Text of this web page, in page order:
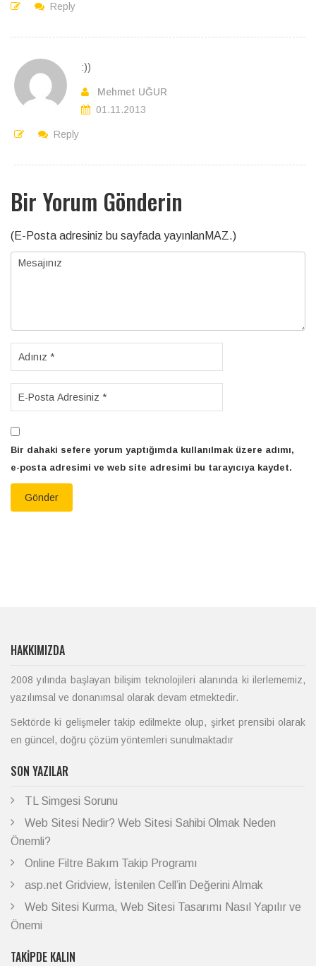
Reply
:))
Mehmet UĞUR
01.11.2013
Reply
Bir Yorum Gönderin
(E-Posta adresiniz bu sayfada yayınlanMAZ.)
Bir dahaki sefere yorum yaptığımda kullanılmak üzere adımı,
e-posta adresimi ve web site adresimi bu tarayıcıya kaydet.
HAKKIMIZDA
2008 yılında başlayan bilişim teknolojileri alanında ki ilerlememiz,
yazılımsal ve donanımsal olarak devam etmektedir.
Sektörde ki gelişmeler takip edilmekte olup, şirket prensibi olarak
en güncel, doğru çözüm yöntemleri sunulmaktadır
SON YAZILAR
TL Simgesi Sorunu
Web Sitesi Nedir? Web Sitesi Sahibi Olmak Neden
Önemli?
Online Filtre Bakım Takip Programı
asp.net Gridview, İstenilen Cell’in Değerini Almak
Web Sitesi Kurma, Web Sitesi Tasarımı Nasıl Yapılır ve
Önemi
TAKIPDE KALIN